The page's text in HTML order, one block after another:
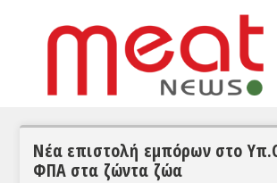
ΣΥΝΕΝΤΕΥΞΕΙΣ
Νέα επιστολή εμπόρων στο
ΦΠΑ στα ζώντα ζώα